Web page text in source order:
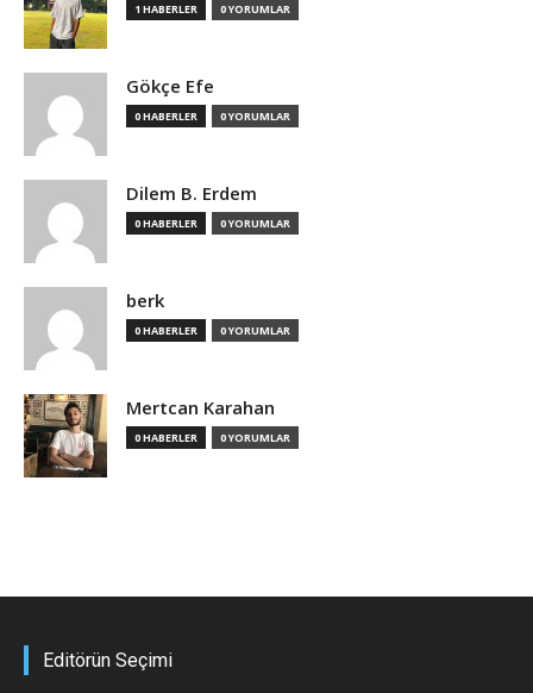
1 HABERLER 0 YORUMLAR
Gökçe Efe
0 HABERLER 0 YORUMLAR
Dilem B. Erdem
0 HABERLER 0 YORUMLAR
berk
0 HABERLER 0 YORUMLAR
Mertcan Karahan
0 HABERLER 0 YORUMLAR
Editörün Seçimi